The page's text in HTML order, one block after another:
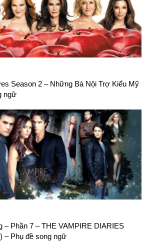
Season 2 – Những Bà Nội Trợ Kiểu Mỹ
ngữ
– Phần 7 – THE VAMPIRE DIARIES
– Phụ đề song ngữ